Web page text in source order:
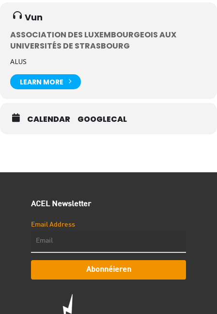
Vun
ASSOCIATION DES LUXEMBOURGEOIS AUX
UNIVERSITÉS DE STRASBOURG
ALUS
LEARN MORE
CALENDAR GOOGLECAL
ACEL Newsletter
Email Address
Abonnéieren